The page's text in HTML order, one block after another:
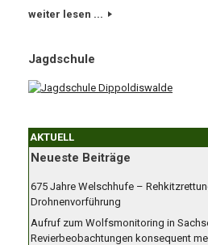
weiter lesen ...
Jagdschule
AKTUELL
Neueste Beiträge
675 Jahre Welschhufe –
Drohnenvorführung
Aufruf zum Wolfsmonitoring in
Revierbeobachtungen konsequent